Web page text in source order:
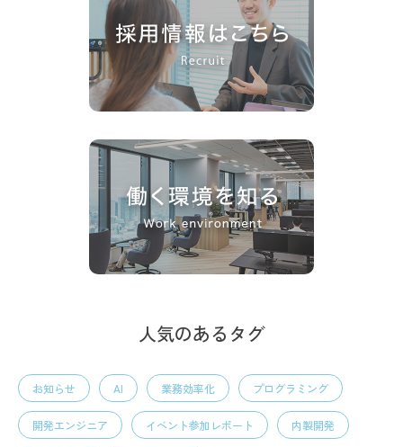
人気のあるタグ
お知らせ AI 業務効率化 プログラミング
開発エンジニア イベント参加レポート 内製開発